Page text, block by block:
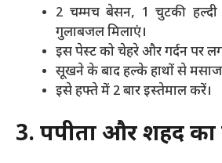
2 चम्मच बेसन, 1 चुटकी
गुलाबजल मिलाएं।
इस पेस्ट को चेहरे और गर्दन पर
सूखने के बाद हल्के हाथों से
इसे हफ्ते में 2 बार इस्तेमाल करें।
3. पपीता और शहद का